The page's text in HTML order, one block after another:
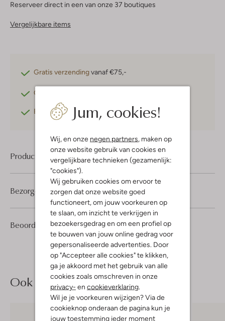
Jum, cookies!
Wij, en onze negen partners , maken op
onze website gebruik van cookies en
vergelijkbare technieken (gezamenlijk:
"cookies").
Wij gebruiken cookies om ervoor te
zorgen dat onze website goed
functioneert, om jouw voorkeuren op
te slaan, om inzicht te verkrijgen in
bezoekersgedrag en om een profiel op
te bouwen van jouw online gedrag voor
gepersonaliseerde advertenties. Door
op "Accepteer alle cookies" te klikken,
ga je akkoord met het gebruik van alle
cookies zoals omschreven in onze
privacy- en cookieverklaring
Wil je je voorkeuren wijzigen? Via de
cookieknop onderaan de pagina kun je
jouw toestemming ieder moment
Reserveer direct in een van onze 37 boutiques
Vergelijkbare items
Gratis verzendingvanaf €75,-
Gratis retourneren
Betaal achteraf met Klarna
Product informatie
Beoordelingen (2) 5/5
2
5
Sterren
Bezorgen & retourneren
Ook iets voor jou?